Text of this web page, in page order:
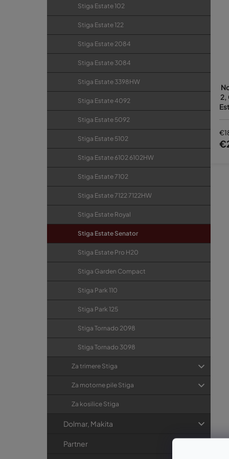
Stiga Estate 102
Stiga Estate 122
Stiga Estate 2084
Stiga Estate 3084
Stiga Estate 3398HW
Stiga Estate 4092
Stiga Estate 5092
Stiga Estate 5102
Stiga Estate 6102 6102HW
Stiga Estate 7102
Stiga Estate 7122 7122HW
Stiga Estate Royal
Stiga Estate Senator
Stiga Estate Pro H20
Stiga Garden Compact
Stiga Park 110
Stiga Park 125
Stiga Tornado 2098
Stiga Tornado 3098
Za trimere Stiga
Za motorne pile Stiga
Za kosilice Stiga
Dolmar, Makita
Partner
2,